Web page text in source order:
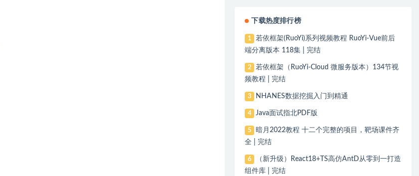
下载热度排行榜
1
若依框架(RuoYi)系列视频教程 RuoYi-Vue前后
端分离版本 118集 | 完结
2
若依框架（RuoYi-Cloud 微服务版本）134节视
频教程 | 完结
3 NHANES数据挖掘入门到精通
4 Java面试指北PDF版
5
暗月2022教程 十二个完整的项目，靶场课件齐
全 | 完结
6
（新升级）React18+TS高仿AntD从零到一打造
组件库 | 完结